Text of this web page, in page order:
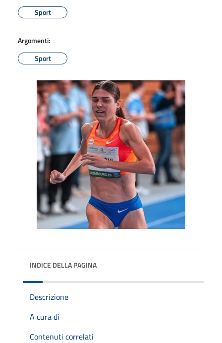
Sport
Argomenti:
Sport
INDICE DELLA PAGINA
Descrizione
A cura di
Contenuti correlati